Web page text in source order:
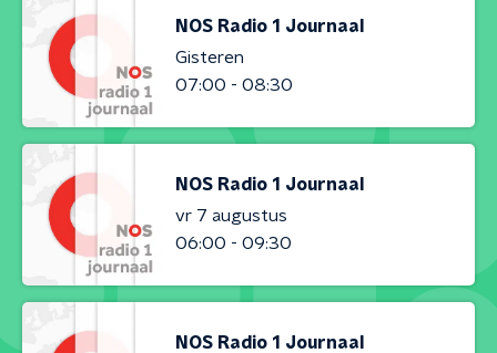
NOS Radio 1 Journaal
Gisteren
07:00 - 08:30
NOS Radio 1 Journaal
vr 7 augustus
06:00 - 09:30
NOS Radio 1 Journaal